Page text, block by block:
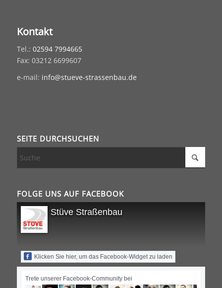
Kontakt
Tel.: 02594 7994665
Fax: 03212 6699607
e-mail: info@stueve-strassenbau.de
SEITE DURCHSUCHEN
FOLGE UNS AUF FACEBOOK
Stüve Straßenbau
Klicken Sie hier, um das Facebook-Widget zu laden
Trete unserer Facebook-Community bei